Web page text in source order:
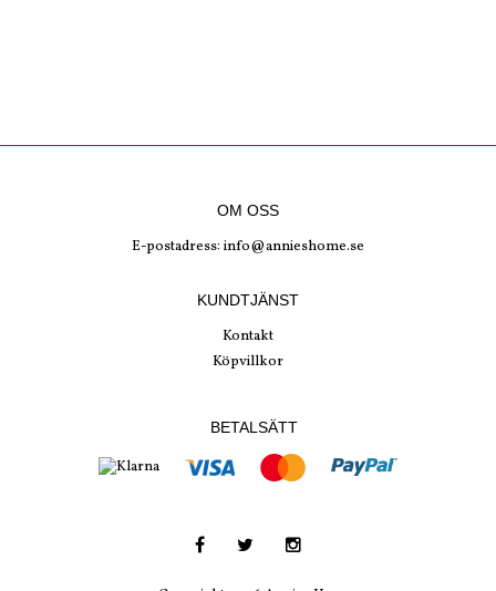
OM OSS
E-postadress: info@annieshome.se
KUNDTJÄNST
Kontakt
Köpvillkor
BETALSÄTT